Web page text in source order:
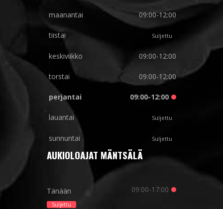
maanantai 09:00-12:00
tiistai Suljettu
keskiviikko 09:00-12:00
torstai 09:00-12:00
perjantai 09:00-12:00
lauantai Suljettu
sunnuntai Suljettu
AUKIOLOAJAT MÄNTSÄLÄ
Tänään
Suljettu
09:00-17:00